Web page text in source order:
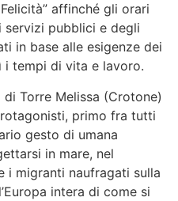
affinché gli orari
servizi pubblici e degli
in base alle esigenze dei
i tempi di vita e lavoro.
di Torre Melissa (Crotone)
primo fra tutti
gesto di umana
in mare, nel
i migranti naufragati sulla
intera di come si